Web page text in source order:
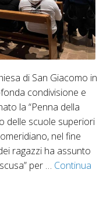
di San Giacomo in
condivisione e
la “Penna della
delle scuole superiori
nel fine
ragazzi ha assunto
per … Continua